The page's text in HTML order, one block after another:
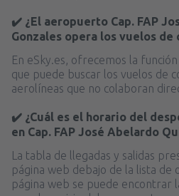
✔️ ¿El aeropuerto Cap. FAP
Gonzales opera los vuelos de
En eSky.es, ofrecemos la
que puede buscar los vuelos de
aerolíneas que no colaboran
✔️ ¿Cuál es el horario del
en Cap. FAP José Abelardo
La tabla de llegadas y salidas
página web debajo de la lista de
página web se puede encontrar